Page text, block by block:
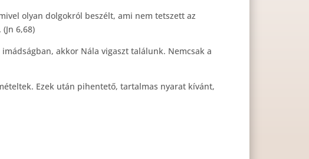
olyan dolgokról beszélt, ami nem tetszett az
6,68)
akkor Nála vigaszt találunk. Nemcsak a
Ezek után pihentető, tartalmas nyarat kívánt,